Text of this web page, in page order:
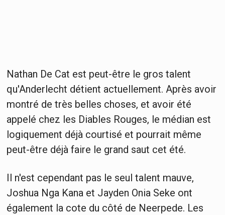
Nathan De Cat est peut-être le gros talent
qu'Anderlecht détient actuellement. Après avoir
montré de très belles choses, et avoir été
appelé chez les Diables Rouges, le médian est
logiquement déjà courtisé et pourrait même
peut-être déjà faire le grand saut cet été.
Il n'est cependant pas le seul talent mauve,
Joshua Nga Kana et Jayden Onia Seke ont
également la cote du côté de Neerpede. Les